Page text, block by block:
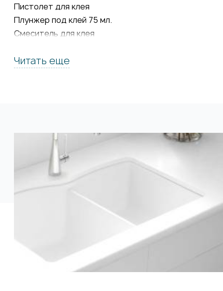
Пистолет для клея
Плунжер под клей 75 мл.
Смеситель для клея
Подставка под горячее: прутки и сферы под
Читать еще